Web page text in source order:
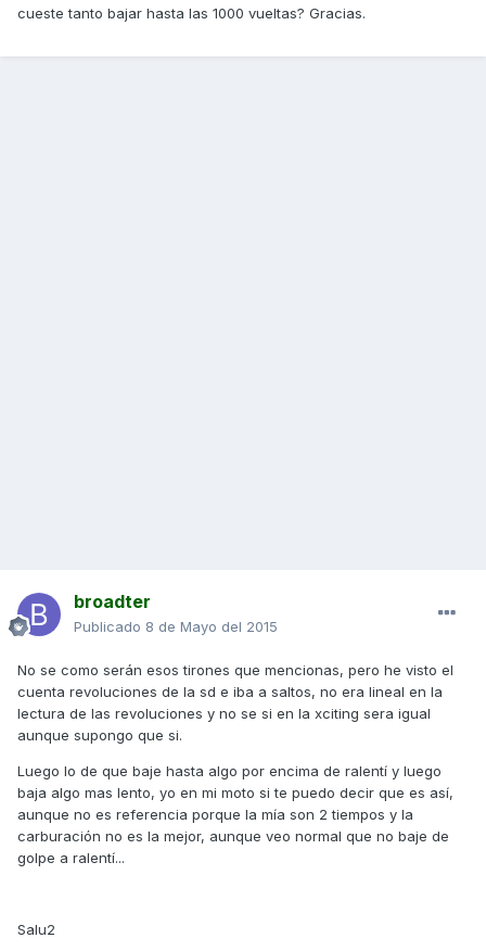
cueste tanto bajar hasta las 1000 vueltas? Gracias.
broadter
Publicado 8 de Mayo del 2015
No se como serán esos tirones que mencionas, pero he visto el
cuenta revoluciones de la sd e iba a saltos, no era lineal en la
lectura de las revoluciones y no se si en la xciting sera igual
aunque supongo que si.
Luego lo de que baje hasta algo por encima de ralentí y luego
baja algo mas lento, yo en mi moto si te puedo decir que es así,
aunque no es referencia porque la mía son 2 tiempos y la
carburación no es la mejor, aunque veo normal que no baje de
golpe a ralentí...
Salu2